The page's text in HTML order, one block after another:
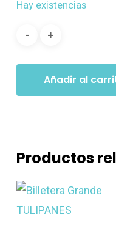
Hay existencias
Añadir al
Productos